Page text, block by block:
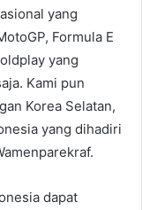
yang
Formula E
yang
Kami pun
Korea Selatan,
yang dihadiri
dapat